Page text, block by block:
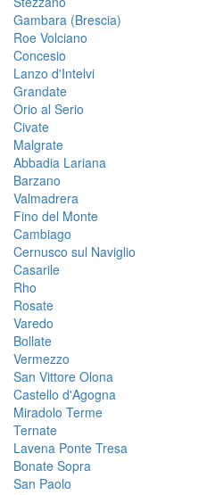
Gambara (Brescia)
Roe Volciano
Concesio
Lanzo d'Intelvi
Grandate
Orio al Serio
Civate
Malgrate
Abbadia Lariana
Barzano
Valmadrera
Fino del Monte
Cambiago
Cernusco sul Naviglio
Casarile
Rho
Rosate
Varedo
Bollate
Vermezzo
San Vittore Olona
Castello d'Agogna
Miradolo Terme
Ternate
Lavena Ponte Tresa
Bonate Sopra
San Paolo